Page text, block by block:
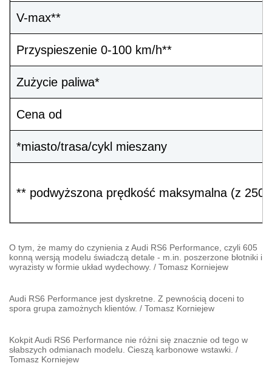
V-max**
Przyspieszenie 0-100 km/h**
Zużycie paliwa*
Cena od
*miasto/trasa/cykl mieszany
** podwyższona prędkość maksymalna (z 250
O tym, że mamy do czynienia z Audi RS6 Performance, czyli 605
konną wersją modelu świadczą detale - m.in. poszerzone błotniki i
wyrazisty w formie układ wydechowy. / Tomasz Korniejew
Audi RS6 Performance jest dyskretne. Z pewnością doceni to
spora grupa zamożnych klientów. / Tomasz Korniejew
Kokpit Audi RS6 Performance nie różni się znacznie od tego w
słabszych odmianach modelu. Cieszą karbonowe wstawki. /
Tomasz Korniejew